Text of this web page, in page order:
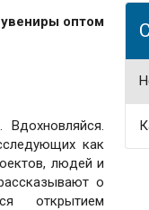
оптом
как
людей и
о
открытием